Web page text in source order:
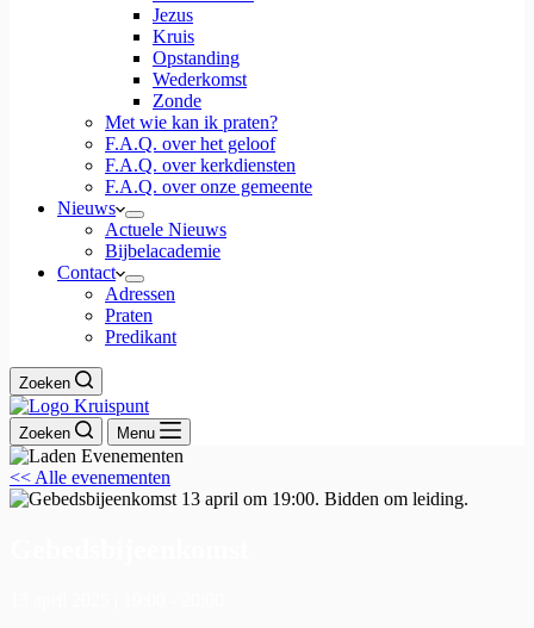
Jezus
Kruis
Opstanding
Wederkomst
Zonde
Met wie kan ik praten?
F.A.Q. over het geloof
F.A.Q. over kerkdiensten
F.A.Q. over onze gemeente
Nieuws
Actuele Nieuws
Bijbelacademie
Contact
Adressen
Praten
Predikant
Zoeken
Zoeken Menu
<< Alle evenementen